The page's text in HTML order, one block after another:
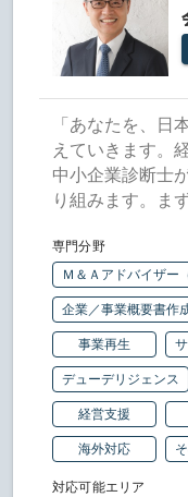
「あなたを、日
えていきます。
中小企業診断士
り組みます。ま
専門分野
Ｍ＆Ａアドバイザー
企業／事業概要書作
事業再生
デューデリジェンス
経営支援
海外対応
対応可能エリア